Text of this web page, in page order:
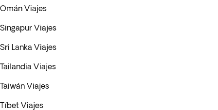
Omán Viajes
Singapur Viajes
Sri Lanka Viajes
Tailandia Viajes
Taiwán Viajes
Tíbet Viajes